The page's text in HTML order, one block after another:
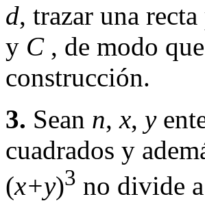
d, trazar una
y C , de modo
construcción.
3. Sean n,x, y
cuadrados y
(x+y)3 no divide